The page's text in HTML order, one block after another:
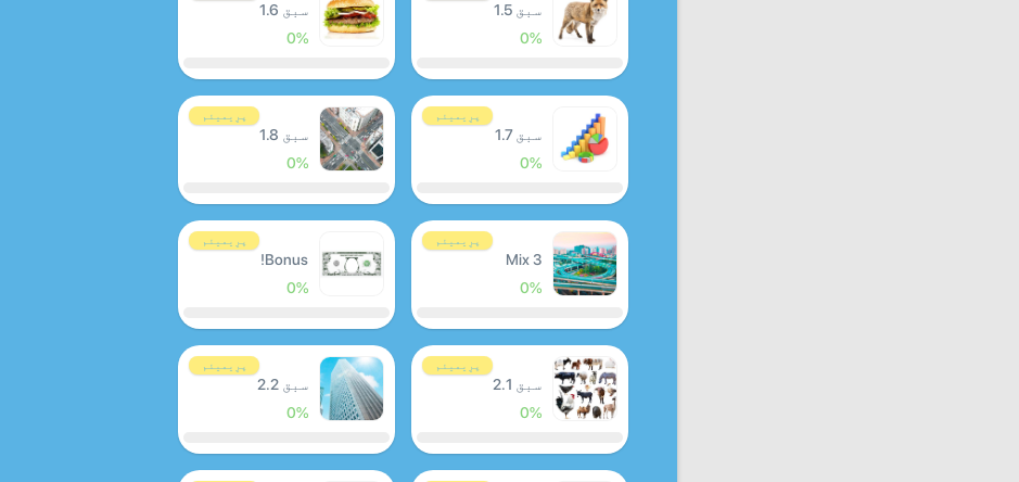
سبق 1.5
0%
سبق 1.6
0%
پرِیمیئم
سبق 1.7
0%
پرِیمیئم
سبق 1.8
0%
پرِیمیئم
Mix 3
0%
پرِیمیئم
Bonus!
0%
پرِیمیئم
سبق 2.1
0%
پرِیمیئم
سبق 2.2
0%